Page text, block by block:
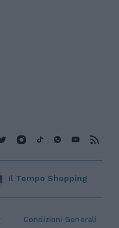
Condizioni Generali
Il Tempo Shopping